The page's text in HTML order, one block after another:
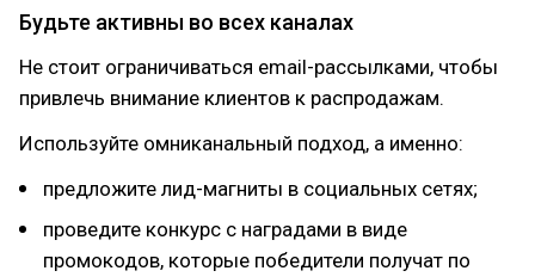
Будьте активны во всех каналах
Не стоит ограничиваться email-рассылками, чтобы
привлечь внимание клиентов к распродажам.
Используйте омниканальный подход, а именно:
предложите лид-магниты в социальных сетях;
проведите конкурс с наградами в виде
промокодов, которые победители получат по